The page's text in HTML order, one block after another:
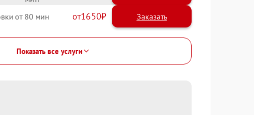
80 1650
Показать все услуги